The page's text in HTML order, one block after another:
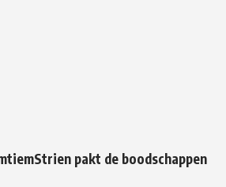
pakt de boodschappen